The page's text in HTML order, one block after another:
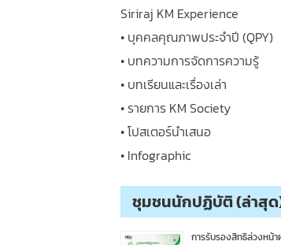
Siriraj KM Experience
• บุคคลคุณภาพประจำปี (QPY)
• บทความการจัดการความรู้
• บทเรียนและเรื่องเล่า
• รายการ KM Society
• โปสเตอร์นำเสนอ
• Infographic
ชุมชนนักปฏิบัติ (ล่าสุ
การรับรองสิทธิล่วงหน้